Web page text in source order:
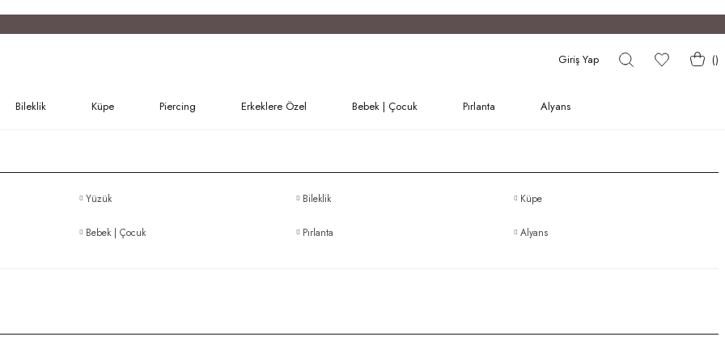
Giriş Yap ()
Bileklik Küpe Piercing Erkeklere Özel Bebek | Çocuk Pırlanta Alyans
Yüzük Bileklik Küpe
Bebek | Çocuk Pırlanta Alyans